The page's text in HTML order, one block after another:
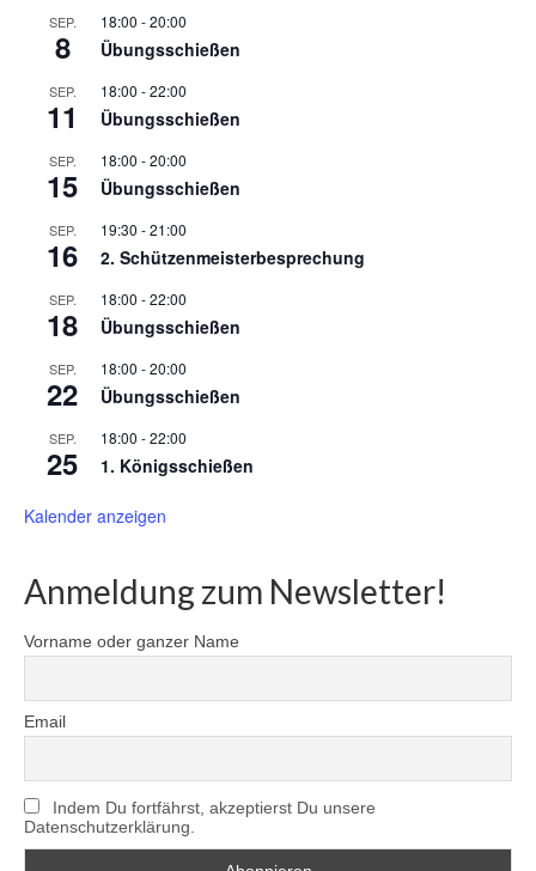
SEP.
8
18:00 -20:00
Übungsschießen
SEP.
11
18:00 -22:00
Übungsschießen
SEP.
15
18:00 -20:00
Übungsschießen
SEP.
16
19:30 -21:00
2. Schützenmeisterbesprechung
SEP.
18
18:00 -22:00
Übungsschießen
SEP.
22
18:00 -20:00
Übungsschießen
SEP.
25
18:00 -22:00
1. Königsschießen
Kalender anzeigen
Anmeldung zum Newsletter!
Vorname oder ganzer Name
Email
Indem Du fortfährst, akzeptierst Du unsere
Datenschutzerklärung.